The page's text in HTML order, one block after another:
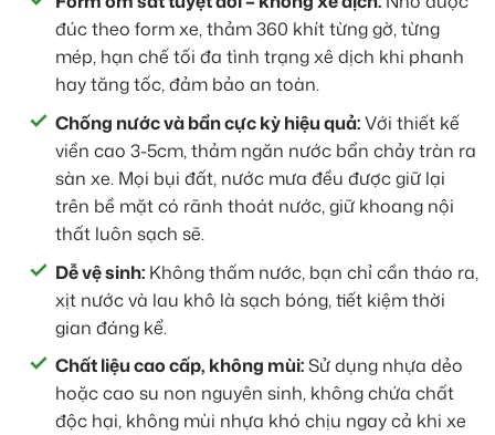
đúc theo form xe, thảm 360 khít từng gờ, từng
mép, hạn chế tối đa tình trạng xê dịch khi phanh
hay tăng tốc, đảm bảo an toàn.
Chống nước và bẩn cực kỳ hiệu quả:Với thiết kế
viền cao 3-5cm, thảm ngăn nước bẩn chảy tràn ra
sàn xe. Mọi bụi đất, nước mưa đều được giữ lại
trên bề mặt có rãnh thoát nước, giữ khoang nội
thất luôn sạch sẽ.
Dễ vệ sinh: Không thấm nước, bạn chỉ cần tháo ra,
xịt nước và lau khô là sạch bóng, tiết kiệm thời
gian đáng kể.
Chất liệu cao cấp, không mùi:Sử dụng nhựa dẻo
hoặc cao su non nguyên sinh, không chứa chất
độc hại, không mùi nhựa khó chịu ngay cả khi xe